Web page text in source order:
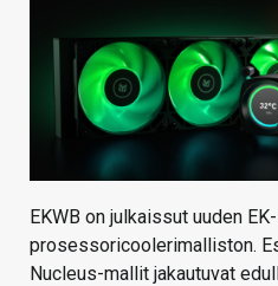
VAIHDA TEEMA
EKWB on julkaissut uuden
prosessoricoolerimalliston.
Nucleus-mallit jakautuvat